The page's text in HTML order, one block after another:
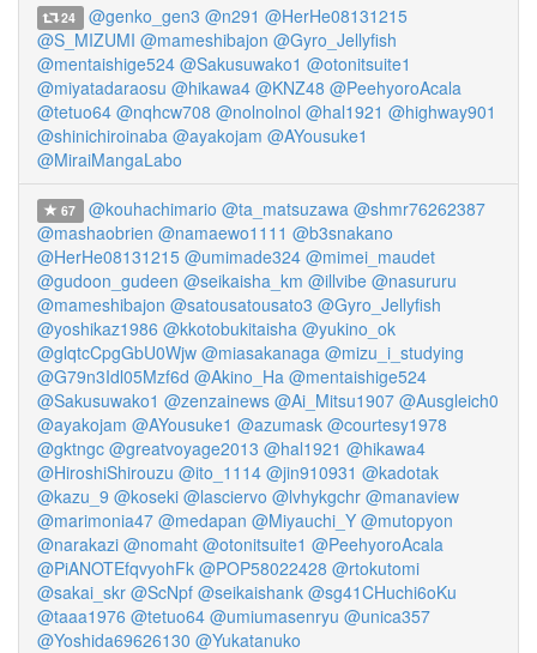
24 @genko_gen3 @n291 @HerHe08131215
@S_MIZUMI @mameshibajon @Gyro_Jellyfish
@mentaishige524 @Sakusuwako1 @otonitsuite1
@miyatadaraosu @hikawa4 @KNZ48 @PeehyoroAcala
@tetuo64 @nqhcw708 @nolnolnol @hal1921 @highway901
@shinichiroinaba @ayakojam @AYousuke1
@MiraiMangaLabo
67 @kouhachimario @ta_matsuzawa @shmr76262387
@mashaobrien @namaewo1111 @b3snakano
@HerHe08131215 @umimade324 @mimei_maudet
@gudoon_gudeen @seikaisha_km @illvibe @nasururu
@mameshibajon @satousatousato3 @Gyro_Jellyfish
@yoshikaz1986 @kkotobukitaisha @yukino_ok
@glqtcCpgGbU0Wjw @miasakanaga @mizu_i_studying
@G79n3Idl05Mzf6d @Akino_Ha @mentaishige524
@Sakusuwako1 @zenzainews @Ai_Mitsu1907 @Ausgleich0
@ayakojam @AYousuke1 @azumask @courtesy1978
@gktngc @greatvoyage2013 @hal1921 @hikawa4
@HiroshiShirouzu @ito_1114 @jin910931 @kadotak
@kazu_9 @koseki @lasciervo @lvhykgchr @manaview
@marimonia47 @medapan @Miyauchi_Y @mutopyon
@narakazi @nomaht @otonitsuite1 @PeehyoroAcala
@PiANOTEfqvyohFk @POP58022428 @rtokutomi
@sakai_skr @ScNpf @seikaishank @sg41CHuchi6oKu
@taaa1976 @tetuo64 @umiumasenryu @unica357
@Yoshida69626130 @Yukatanuko